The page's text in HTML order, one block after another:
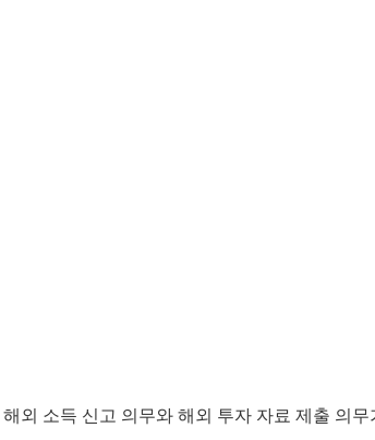
해외 소득 신고 의무와 해외 투자 자료 제출 의무